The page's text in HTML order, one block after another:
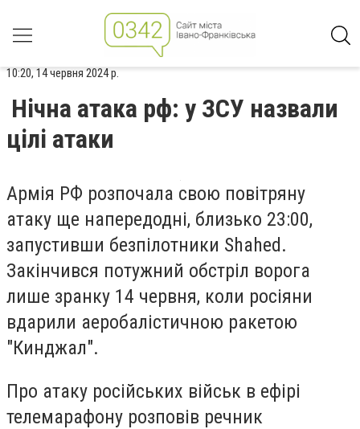
10:20, 14 червня 2024 р.
Нічна атака рф: у ЗСУ назвали
цілі атаки
Армія РФ розпочала свою повітряну
атаку ще напередодні, близько 23:00,
запустивши безпілотники Shahed.
Закінчився потужний обстріл ворога
лише зранку 14 червня, коли росіяни
вдарили аеробалістичною ракетою
"Кинджал".
Про атаку російських військ в ефірі
телемарафону розповів речник